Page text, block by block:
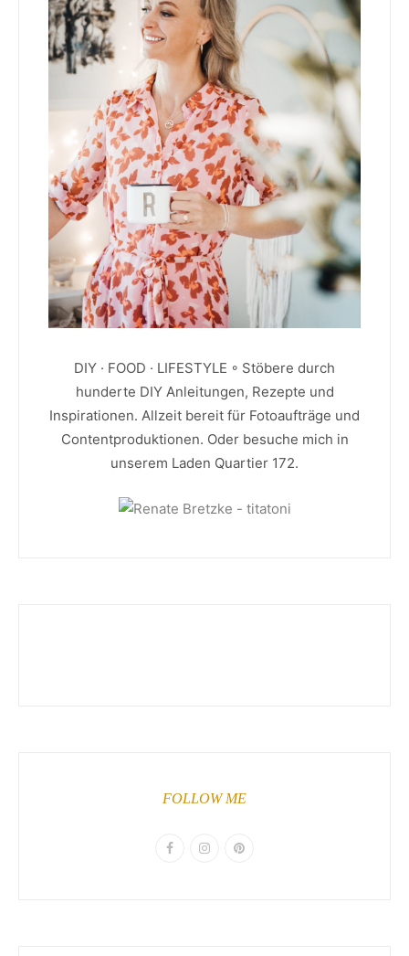
DIY · FOOD · LIFESTYLE ◦ Stöbere durch
hunderte DIY Anleitungen, Rezepte und
Inspirationen. Allzeit bereit für Fotoaufträge und
Contentproduktionen. Oder besuche mich in
unserem Laden Quartier 172.
FOLLOW ME